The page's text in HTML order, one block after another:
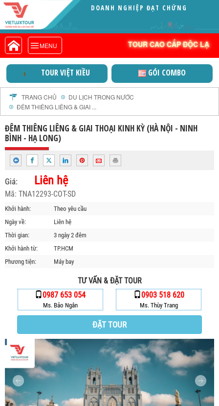
DOANH NGHIỆP ĐẠT CHỨNG
MENU TOUR CAO CẤP ĐỘC LẠ
VIETLUXTOUR.COM
TOUR CAO CẤP ĐỘC LẠ
TOUR TRONG NƯỚC
TOUR NƯỚC NGOÀI
TOUR KHỞI HÀNH TỪ HÀ NỘI
TOUR KHỞI HÀNH TỪ ĐÀ NẴNG
TOUR KHỞI HÀNH TỪ CẦN THƠ
TOUR ĐOÀN - M.I.C.E
TOUR COMBO
DỊCH VỤ
GIỚI THIỆU
HỒ SƠ NĂNG LỰC
PROFILE EN
THƯ KHEN VIETLUXTOUR
PROFILE HƯỚNG DẪN VIÊN
TUYỂN DỤNG
GÓI COMBO VIỆT NAM THỜI ĐẠI MỚI
TRANG CHỦ
DU LỊCH TRONG NƯỚC
ĐÊM THIÊNG LIÊNG & GIAI ...
ĐÊM THIÊNG LIÊNG & GIAI THOẠI KINH KỲ (HÀ NỘI - NINH
BÌNH - HẠ LONG)
Giá: Liên hệ
Mã: TNA12293-COT-SD
Khởi hành:
Theo yêu cầu
Ngày về:
Liên hệ
Thời gian:
3 ngày 2 đêm
Khởi hành từ:
TP.HCM
Phương tiện:
Máy bay
TƯ VẤN & ĐẶT TOUR
0987 653 054
Ms. Bảo Ngân
0903 518 620
Ms. Thùy Trang
ĐẶT TOUR